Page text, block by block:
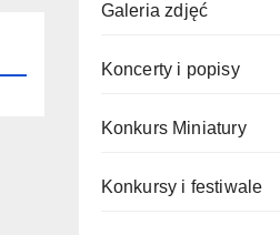
Galeria zdjęć
Koncerty i popisy
Konkurs Miniatury
Konkursy i festiwale